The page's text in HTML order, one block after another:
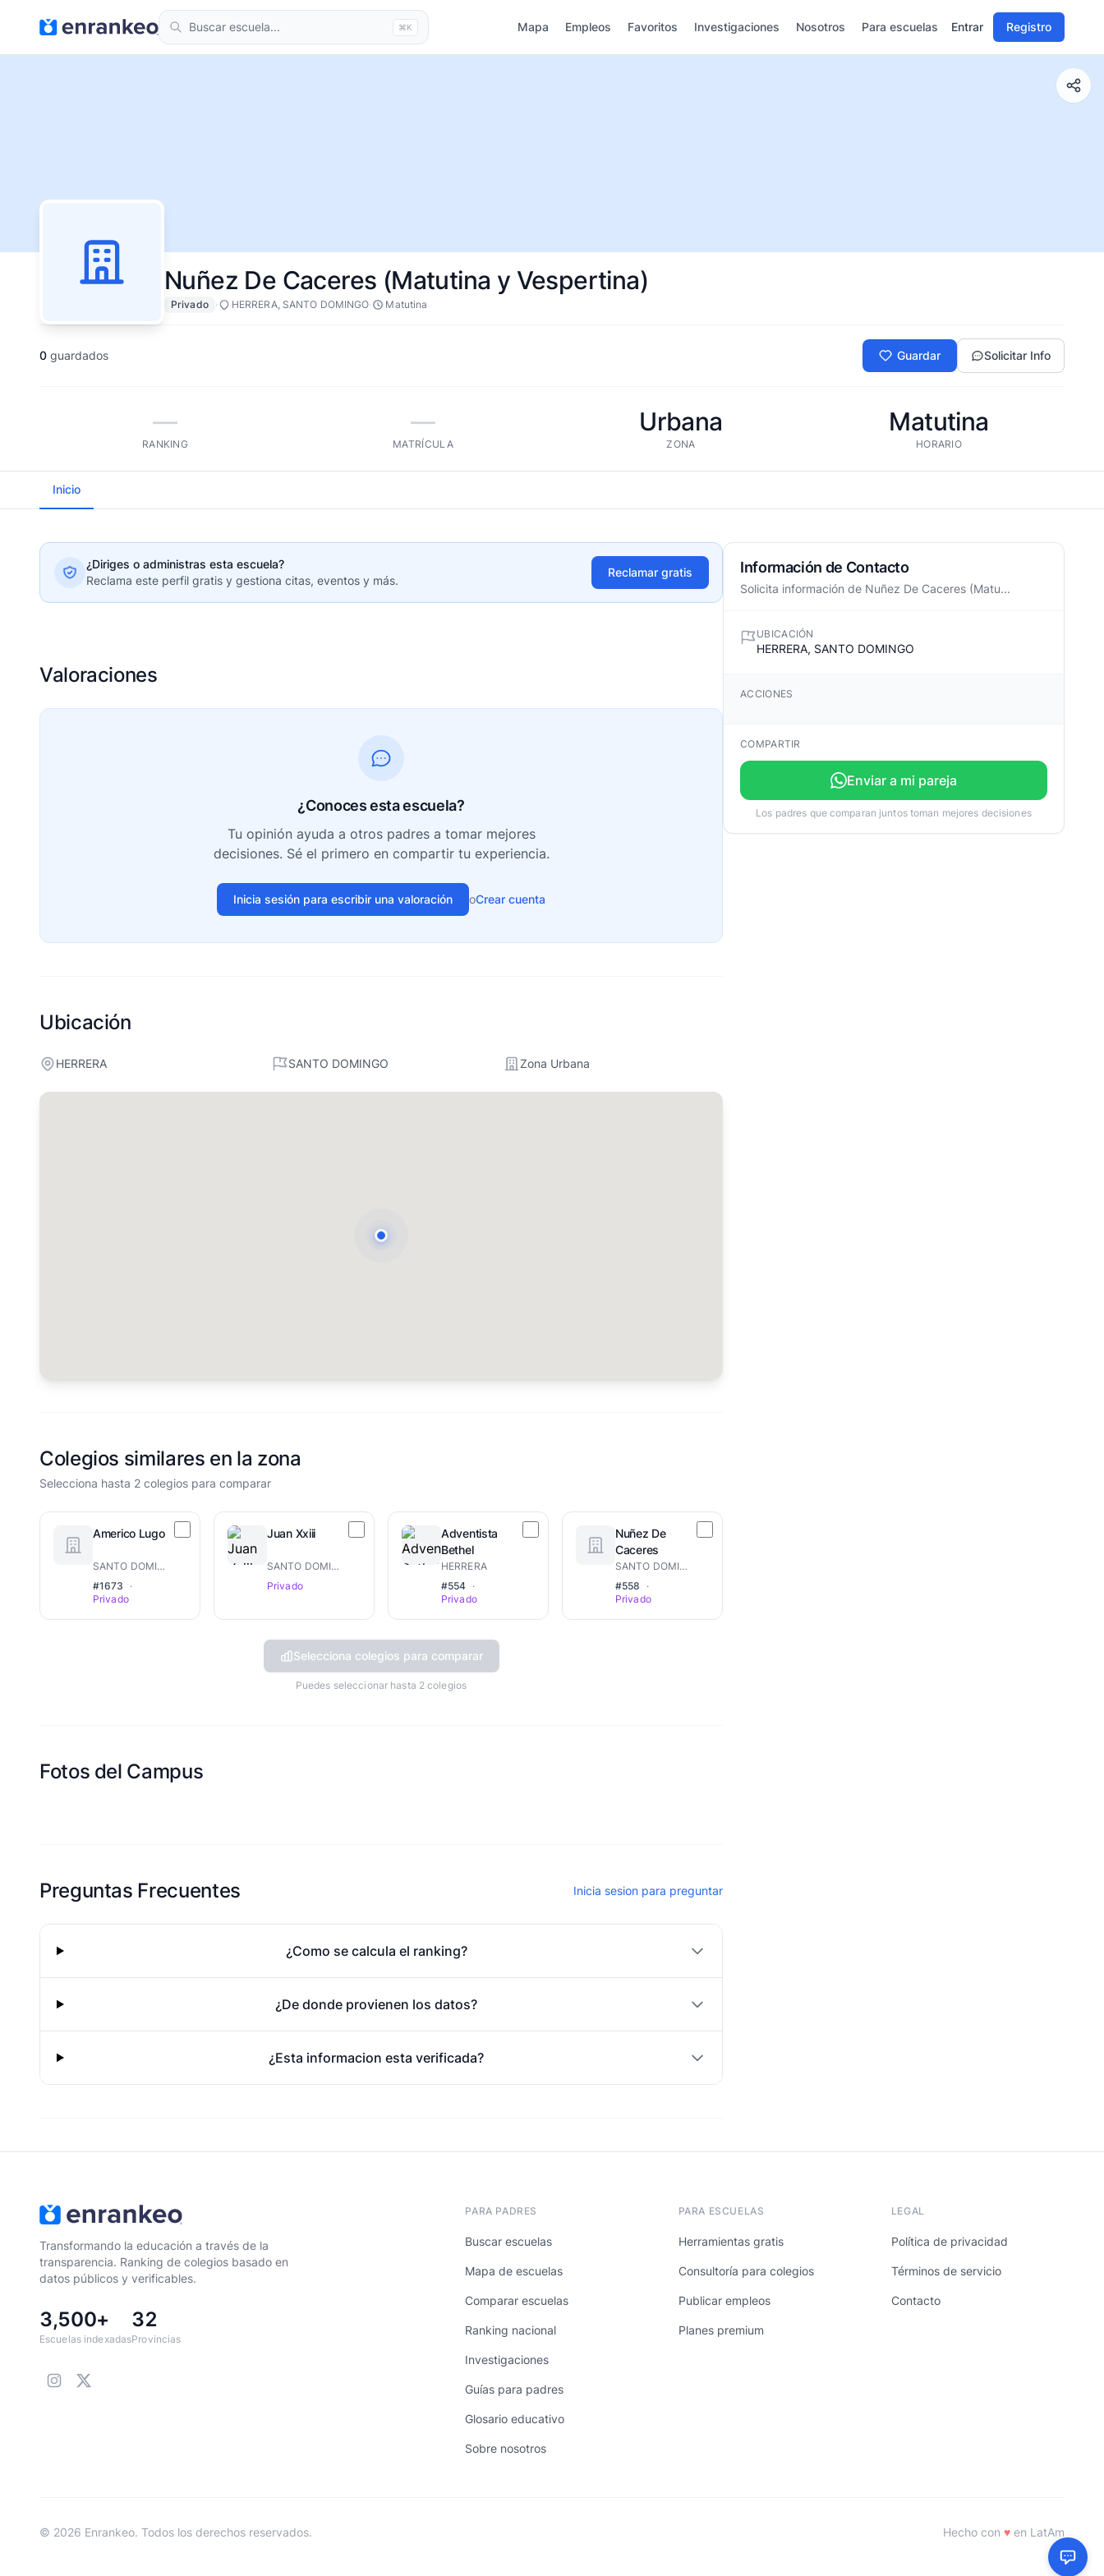
⌘K Mapa Empleos Favoritos Investigaciones Nosotros Para escuelas Entrar Registro
Nuñez De Caceres (Matutina y Vespertina)
Privado · HERRERA, SANTO DOMINGO· Matutina
0 guardados Guardar Solicitar Info
—
RANKING
—
MATRÍCULA
Urbana
ZONA
Matutina
HORARIO
Inicio
¿Diriges o administras esta escuela?
Reclama este perfil gratis y gestiona citas, eventos y más.
Reclamar gratis
Valoraciones
¿Conoces esta escuela?
Tu opinión ayuda a otros padres a tomar mejores
decisiones. Sé el primero en compartir tu experiencia.
Inicia sesión para escribir una valoración oCrear cuenta
Ubicación
HERRERA SANTO DOMINGO Zona Urbana
Colegios similares en la zona
Selecciona hasta 2 colegios para comparar
Americo Lugo
SANTO DOMINGO OESTE
#1673
·
Privado
Juan Xxiii
SANTO DOMINGO OESTE
Privado
Adventista
Bethel
HERRERA
#554 ·
Privado
Nuñez De
Caceres
SANTO DOMINGO OESTE
#558
·
Privado
Selecciona colegios para comparar
Puedes seleccionar hasta 2 colegios
Fotos del Campus
Preguntas Frecuentes Inicia sesion para preguntar
¿Como se calcula el ranking?
¿De donde provienen los datos?
¿Esta informacion esta verificada?
Información de Contacto
Solicita información de Nuñez De Caceres (Matu...
UBICACIÓN
HERRERA, SANTO DOMINGO
ACCIONES
COMPARTIR
Enviar a mi pareja
Los padres que comparan juntos toman mejores decisiones
Transformando la educación a través de la
transparencia. Ranking de colegios basado en
datos públicos y verificables.
3,500+
Escuelas indexadas
32
Provincias
PARA PADRES
Buscar escuelas
Mapa de escuelas
Comparar escuelas
Ranking nacional
Investigaciones
Guías para padres
Glosario educativo
Sobre nosotros
PARA ESCUELAS
Herramientas gratis
Consultoría para colegios
Publicar empleos
Planes premium
LEGAL
Política de privacidad
Términos de servicio
Contacto
© 2026 Enrankeo. Todos los derechos reservados. Hecho con ♥ en LatAm